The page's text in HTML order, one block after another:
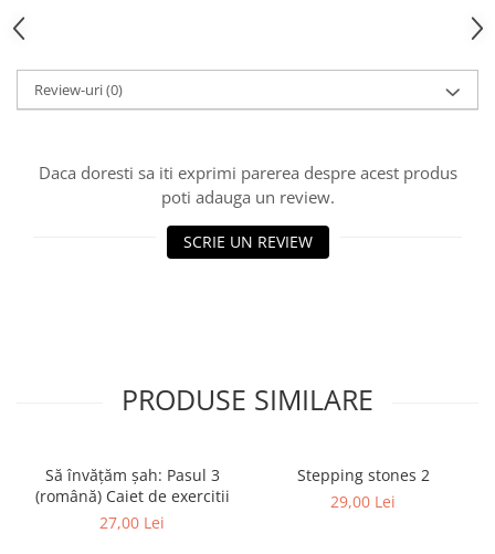
Set Sah + Table/backgammon
Seturi Sah
Ceasuri De Sah Digitale
Step 1
Tabla De Demonstratie
Review-uri(0)
Daca doresti sa iti exprimi parerea despre acest produs
poti adauga un review.
SCRIE UN REVIEW
PRODUSE SIMILARE
Să învățăm șah: Pasul 3
(română) Caiet de exercitii
27,00 Lei
Stepping stones 2
29,00 Lei